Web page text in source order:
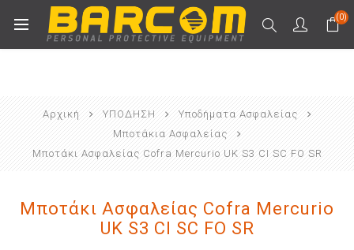
(0)
Αρχική ΥΠΟΔΗΣΗ
Υποδήματα Ασφαλείας
Μποτάκια Ασφαλείας
Μποτάκι Ασφαλείας Cofra Mercurio UK S3 CI SC FO SR
Μποτάκι Ασφαλείας Cofra Mercurio
UK S3 CI SC FO SR